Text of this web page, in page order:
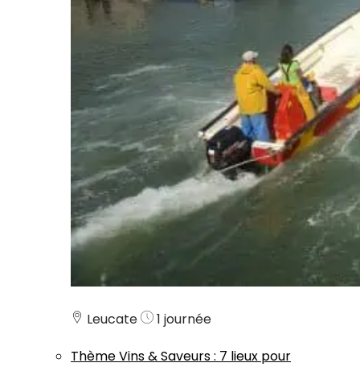
Leucate
1 journée
ThèmeVins & Saveurs: 7 lieux pour